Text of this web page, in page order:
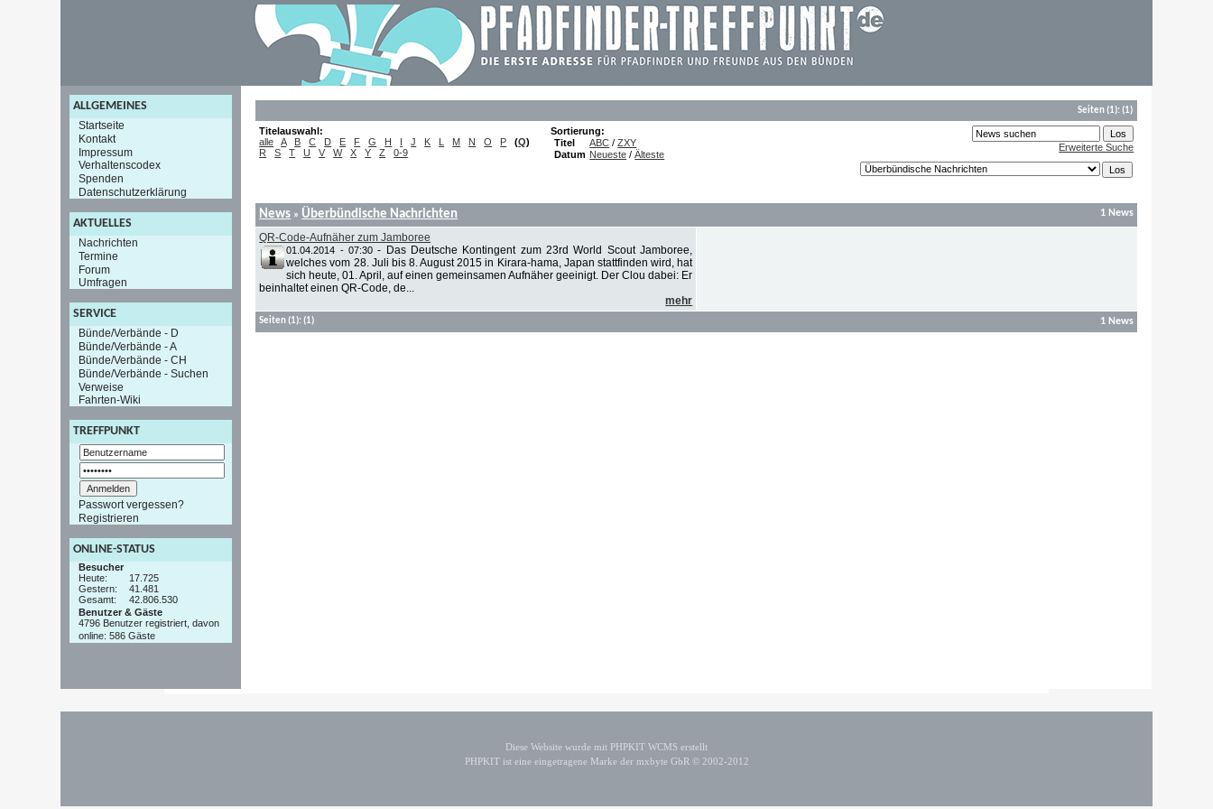
ALLGEMEINES
Startseite
Kontakt
Impressum
Verhaltenscodex
Spenden
Datenschutzerklärung
AKTUELLES
Nachrichten
Termine
Forum
Umfragen
SERVICE
Bünde/Verbände - D
Bünde/Verbände - A
Bünde/Verbände - CH
Bünde/Verbände - Suchen
Verweise
Fahrten-Wiki
TREFFPUNKT
Passwort vergessen?
Registrieren
ONLINE-STATUS
Besucher
Heute:
17.725
Gestern:
41.481
Gesamt:
42.806.530
Benutzer & Gäste
4796 Benutzer registriert, davon
online: 586 Gäste
Seiten(1):(1)
Titelauswahl:
alle
A B C D E F G H I J K L M N O P (Q)
R
S T U V W X Y Z 0-9
Sortierung:
Titel
ABC /ZXY
Datum Neueste /Älteste
Erweiterte Suche
News » Überbündische Nachrichten 1 News
QR-Code-Aufnäher zum Jamboree
01.04.2014 - 07:30- Das Deutsche Kontingent zum 23rd World Scout Jamboree,
welches vom 28. Juli bis 8. August 2015 in Kirara-hama, Japan stattfinden wird, hat
sich heute, 01. April, auf einen gemeinsamen Aufnäher geeinigt. Der Clou dabei: Er
beinhaltet einen QR-Code, de...
mehr
Seiten(1):(1) 1 News
Diese Website wurde mit PHPKIT WCMS erstellt
PHPKIT ist eine eingetragene Marke der mxbyte GbR © 2002-2012